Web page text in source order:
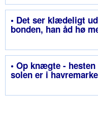
• Det ser klædeligt
bonden, han åd hø
• Op knægte -
solen er i